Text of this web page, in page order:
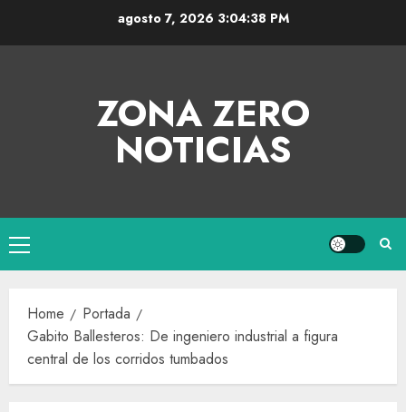
agosto 7, 2026 3:04:38 PM
ZONA ZERO
NOTICIAS
Home
Portada
Gabito Ballesteros: De ingeniero industrial a figura
central de los corridos tumbados